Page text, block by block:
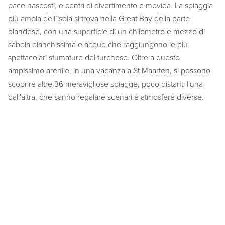
pace nascosti, e centri di divertimento e movida. La spiaggia
più ampia dell’isola si trova nella Great Bay della parte
olandese, con una superficie di un chilometro e mezzo di
sabbia bianchissima e acque che raggiungono le più
spettacolari sfumature del turchese. Oltre a questo
ampissimo arenile, in una vacanza a St Maarten, si possono
scoprire altre 36 meravigliose spiagge, poco distanti l'una
dall'altra, che sanno regalare scenari e atmosfere diverse.